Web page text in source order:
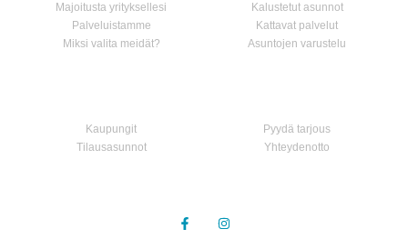
Majoitusta yrityksellesi
Palveluistamme
Miksi valita meidät?
Kalustetut asunnot
Kattavat palvelut
Asuntojen varustelu
Kaupungit
Tilausasunnot
Pyydä tarjous
Yhteydenotto